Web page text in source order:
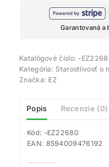
Garantovaná a
Katalógové číslo: -
Kategória: Starostlivosť o
Značka: EZ
Popis Recenzie (0)
Kód: -EZ22680
EAN: 8594009476192